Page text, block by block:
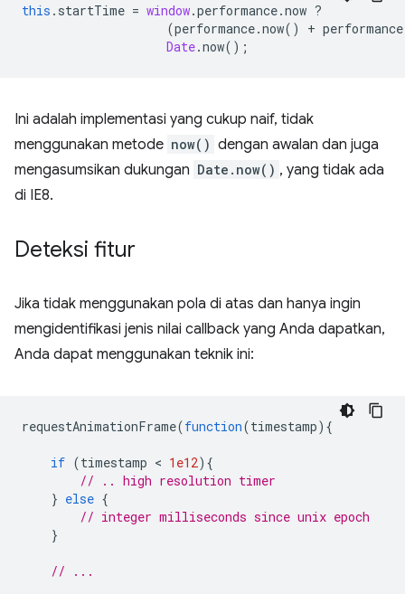
this . startTime = window.performance.now ?
(performance.now() + performance
Date.now();
Ini adalah implementasi yang cukup naif, tidak
menggunakan metode now() dengan awalan dan juga
mengasumsikan dukungan Date.now() , yang tidak ada
di IE8.
Deteksi fitur
Jika tidak menggunakan pola di atas dan hanya ingin
mengidentifikasi jenis nilai callback yang Anda dapatkan,
Anda dapat menggunakan teknik ini:
requestAnimationFrame(function(timestamp){
if (timestamp < 1e12){
// .. high resolution timer
} else {
// integer milliseconds since unix epoch
}
// ...